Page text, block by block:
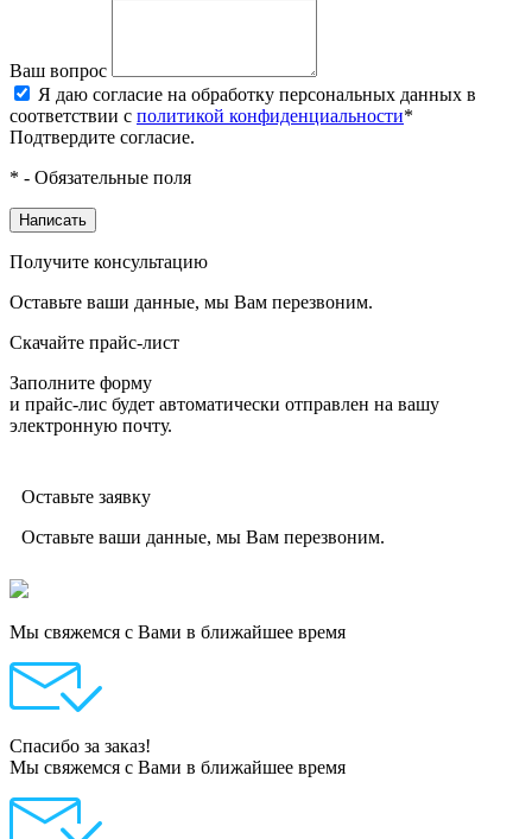
Ваш вопрос
Я даю согласие на обработку персональных данных в
соответствии с политикой конфиденциальности*
Подтвердите согласие.
* - Обязательные поля
Написать
Получите консультацию
Оставьте ваши данные, мы Вам перезвоним.
Скачайте прайс-лист
Заполните форму
и прайс-лис будет автоматически отправлен на вашу
электронную почту.
Оставьте заявку
Оставьте ваши данные, мы Вам перезвоним.
Мы свяжемся с Вами в ближайшее время
Спасибо за заказ!
Мы свяжемся с Вами в ближайшее время